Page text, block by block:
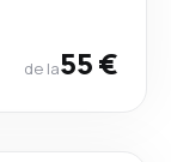
de la55 €